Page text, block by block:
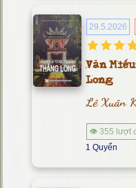
29.5.2026
Văn
Long
Lê Xuân
👁 355 lượt
1 Quyển